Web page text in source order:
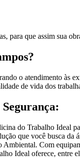
para que assim sua
o atendimento às
de vida dos
do Trabalho Ideal
que você busca da
Com
Ideal oferece, entre